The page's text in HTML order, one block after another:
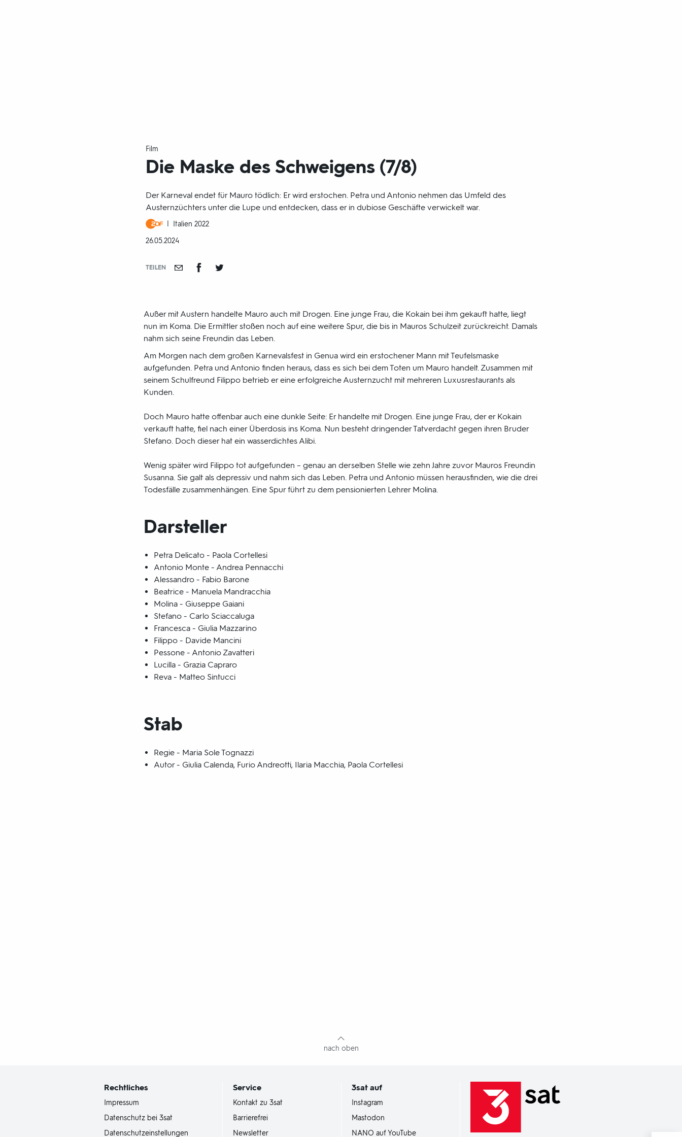
Film
Die Maske des Schweigens (7/8)
Der Karneval endet für Mauro tödlich: Er wird erstochen. Petra und Antonio nehmen das Umfeld des
Austernzüchters unter die Lupe und entdecken, dass er in dubiose Geschäfte verwickelt war.
Produktionsland
und
Italien 2022
DATUM:
26.05.2024
TEILEN
Außer mit Austern handelte Mauro auch mit Drogen. Eine junge Frau, die Kokain bei ihm gekauft hatte, liegt
nun im Koma. Die Ermittler stoßen noch auf eine weitere Spur, die bis in Mauros Schulzeit zurückreicht. Damals
nahm sich seine Freundin das Leben.
Am Morgen nach dem großen Karnevalsfest in Genua wird ein erstochener Mann mit Teufelsmaske
aufgefunden. Petra und Antonio finden heraus, dass es sich bei dem Toten um Mauro handelt. Zusammen mit
seinem Schulfreund Filippo betrieb er eine erfolgreiche Austernzucht mit mehreren Luxusrestaurants als
Kunden.
Doch Mauro hatte offenbar auch eine dunkle Seite: Er handelte mit Drogen. Eine junge Frau, der er Kokain
verkauft hatte, fiel nach einer Überdosis ins Koma. Nun besteht dringender Tatverdacht gegen ihren Bruder
Stefano. Doch dieser hat ein wasserdichtes Alibi.
Wenig später wird Filippo tot aufgefunden – genau an derselben Stelle wie zehn Jahre zuvor Mauros Freundin
Susanna. Sie galt als depressiv und nahm sich das Leben. Petra und Antonio müssen herausfinden, wie die drei
Todesfälle zusammenhängen. Eine Spur führt zu dem pensionierten Lehrer Molina.
Darsteller
Petra Delicato - Paola Cortellesi
Antonio Monte - Andrea Pennacchi
Alessandro - Fabio Barone
Beatrice - Manuela Mandracchia
Molina - Giuseppe Gaiani
Stefano - Carlo Sciaccaluga
Francesca - Giulia Mazzarino
Filippo - Davide Mancini
Pessone - Antonio Zavatteri
Lucilla - Grazia Capraro
Reva - Matteo Sintucci
Stab
Regie - Maria Sole Tognazzi
Autor - Giulia Calenda, Furio Andreotti, Ilaria Macchia, Paola Cortellesi
nach oben
Rechtliches
Impressum
Datenschutz bei 3sat
Datenschutzeinstellungen
Service
Kontakt zu 3sat
Barrierefrei
Newsletter
3sat auf
Instagram
Mastodon
NANO auf YouTube